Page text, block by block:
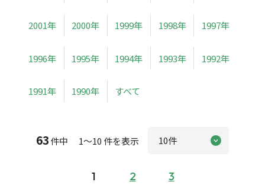
2001年 2000年 1999年 1998年 1997年
1996年 1995年 1994年 1993年 1992年
1991年 1990年 すべて
63件中 1～10 件を表示
1 2 3